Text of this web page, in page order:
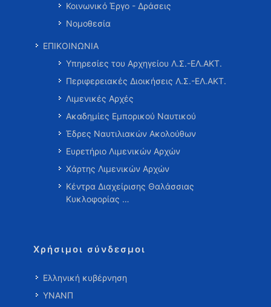
Κοινωνικό Έργο - Δράσεις
Νομοθεσία
ΕΠΙΚΟΙΝΩΝΙΑ
Υπηρεσίες του Αρχηγείου Λ.Σ.-ΕΛ.ΑΚΤ.
Περιφερειακές Διοικήσεις Λ.Σ.-ΕΛ.ΑΚΤ.
Λιμενικές Αρχές
Ακαδημίες Εμπορικού Ναυτικού
Έδρες Ναυτιλιακών Ακολούθων
Ευρετήριο Λιμενικών Αρχών
Χάρτης Λιμενικών Αρχών
Κέντρα Διαχείρισης Θαλάσσιας
Κυκλοφορίας …
Χρήσιμοι σύνδεσμοι
Ελληνική κυβέρνηση
ΥΝΑΝΠ